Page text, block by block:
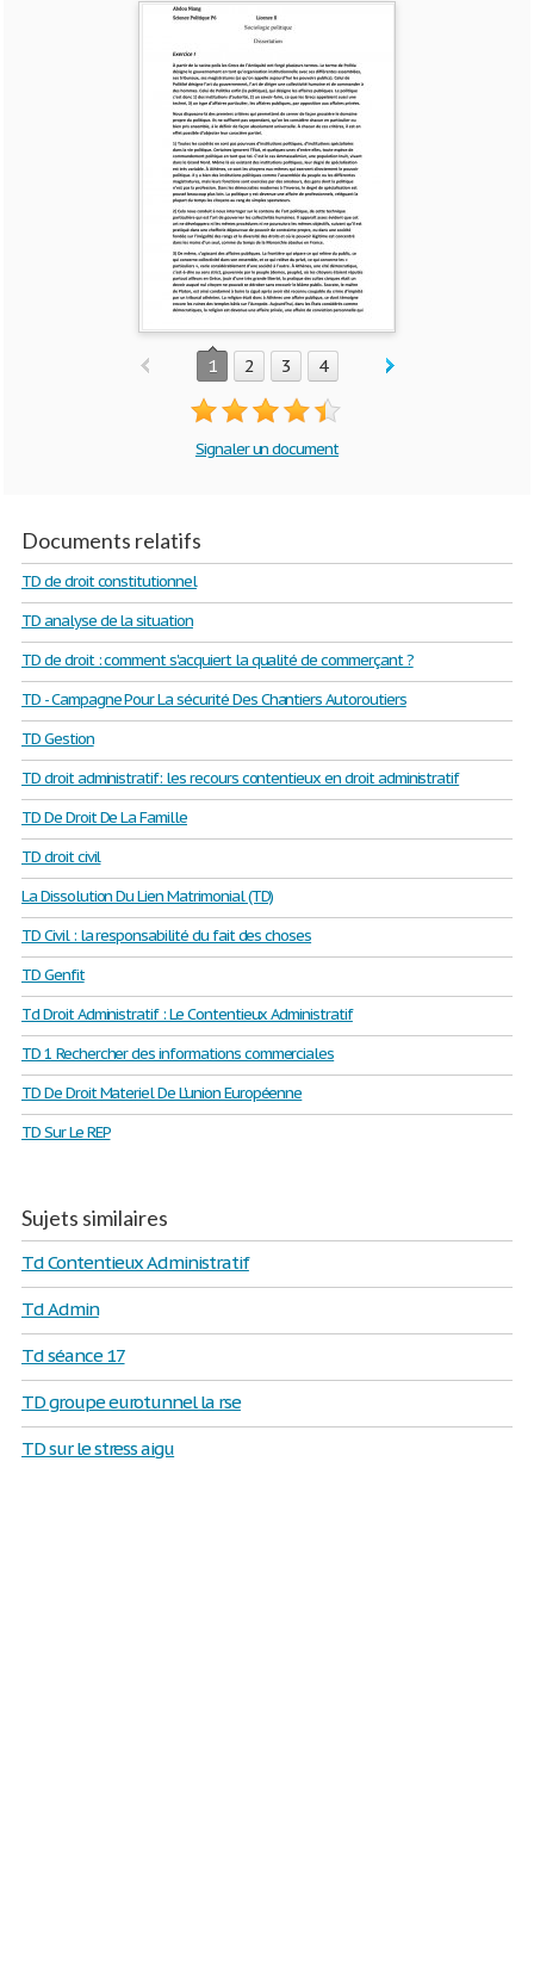
1 2 3 4
Signaler un document
Documents relatifs
TD de droit constitutionnel
TD analyse de la situation
TD de droit : comment s'acquiert la qualité de commerçant ?
TD - Campagne Pour La sécurité Des Chantiers Autoroutiers
TD Gestion
TD droit administratif: les recours contentieux en droit administratif
TD De Droit De La Famille
TD droit civil
La Dissolution Du Lien Matrimonial (TD)
TD Civil : la responsabilité du fait des choses
TD Genfit
Td Droit Administratif : Le Contentieux Administratif
TD 1 Rechercher des informations commerciales
TD De Droit Materiel De L'union Européenne
TD Sur Le REP
Sujets similaires
Td Contentieux Administratif
Td Admin
Td séance 17
TD groupe eurotunnel la rse
TD sur le stress aigu